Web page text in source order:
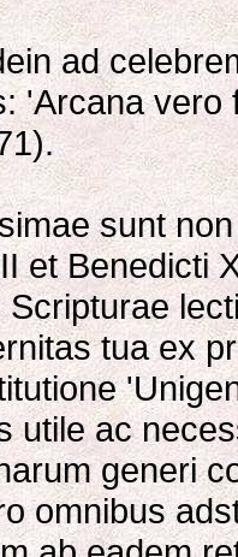
ad
'Arcana
sunt
et Benedicti
tua ex
utile ac
generi
omnibus